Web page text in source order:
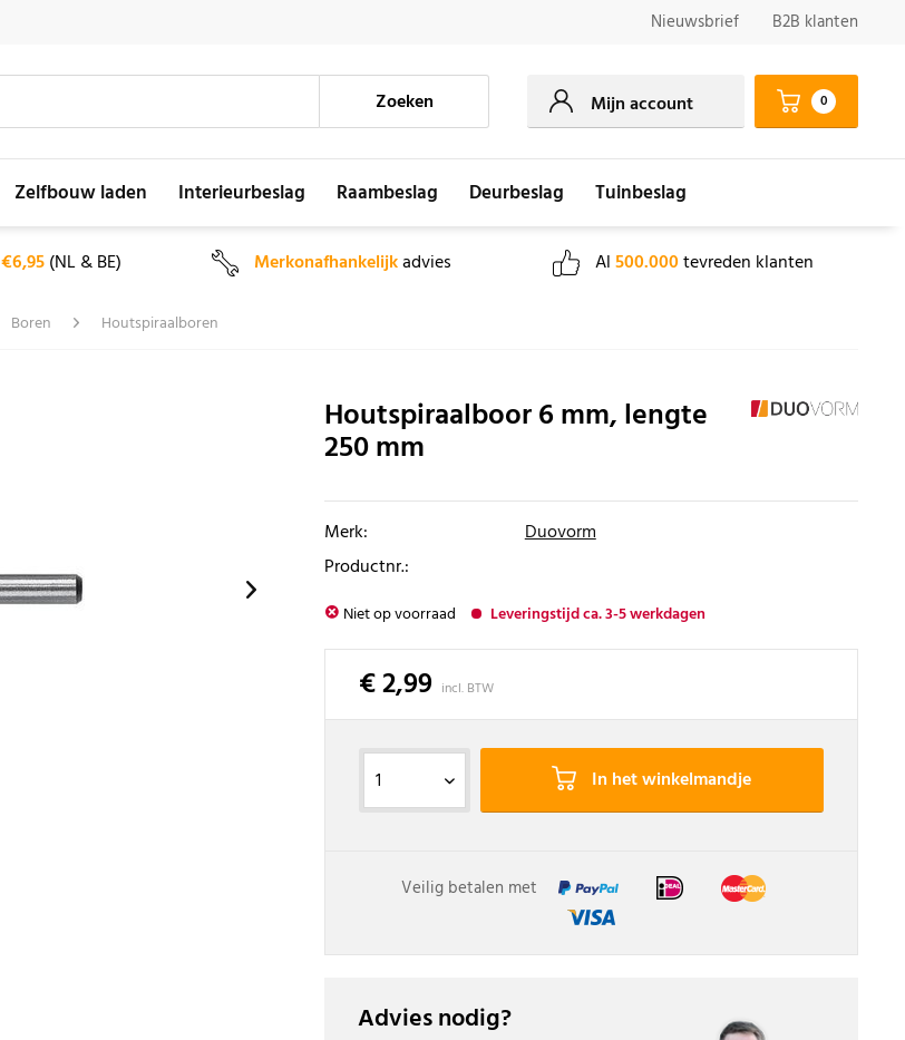
Nieuwsbrief B2B klanten
Zoeken Mijn account 0
Zelfbouw laden Interieurbeslag Raambeslag Deurbeslag Tuinbeslag
€6,95(NL & BE) Merkonafhankelijkadvies Al500.000tevreden klanten
Boren Houtspiraalboren
Houtspiraalboor 6 mm, lengte
250 mm
Merk:
Duovorm
Productnr.:
Niet op voorraad Leveringstijd ca. 3-5 werkdagen
€ 2,99 incl. BTW
In het winkelmandje
Veilig betalen met
Advies nodig?